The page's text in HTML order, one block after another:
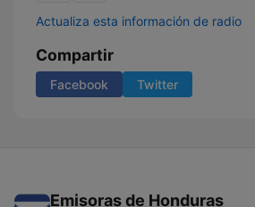
Actualiza esta información de radio
Compartir
Facebook Twitter
Emisoras de Honduras